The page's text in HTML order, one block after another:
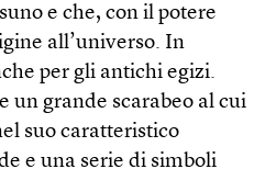
e che, con il potere
all’universo. In
per gli antichi egizi.
un grande scarabeo al cui
suo caratteristico
e una serie di simboli